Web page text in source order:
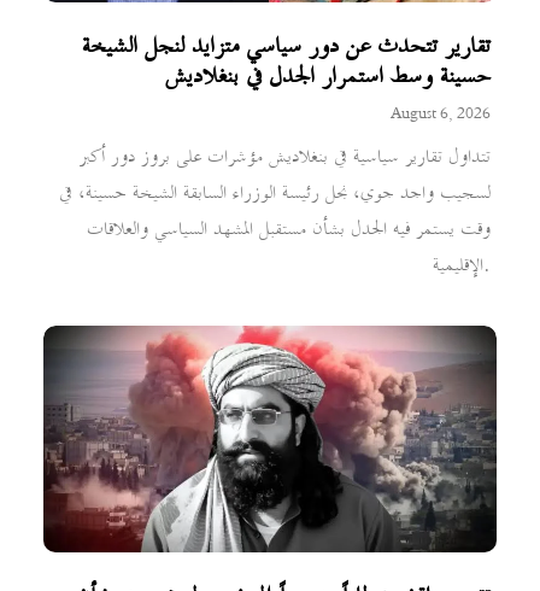
تقارير تتحدث عن دور سياسي متزايد لنجل الشيخة
حسينة وسط استمرار الجدل في بنغلاديش
August 6, 2026
تتداول تقارير سياسية في بنغلاديش مؤشرات على بروز دور أكبر
لسجيب واجد جوي، نجل رئيسة الوزراء السابقة الشيخة حسينة، في
وقت يستمر فيه الجدل بشأن مستقبل المشهد السياسي والعلاقات
الإقليمية.